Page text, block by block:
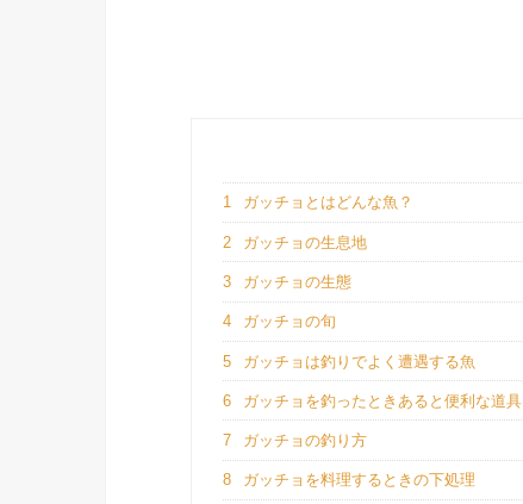
1 ガッチョとはどんな魚？
2 ガッチョの生息地
3 ガッチョの生態
4 ガッチョの旬
5 ガッチョは釣りでよく遭遇する魚
6 ガッチョを釣ったときあると便利な道具
7 ガッチョの釣り方
8 ガッチョを料理するときの下処理